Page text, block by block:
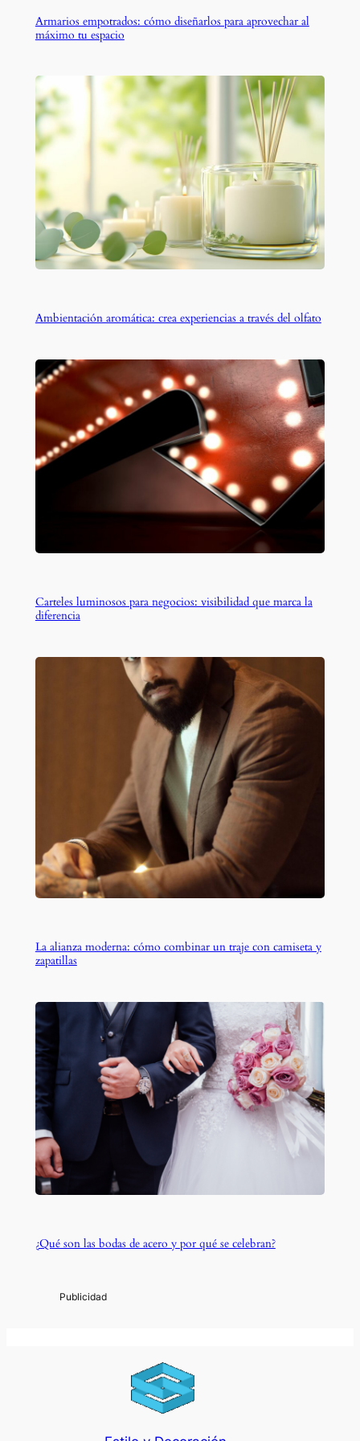
Armarios empotrados: cómo diseñarlos para aprovechar al
máximo tu espacio
Ambientación aromática: crea experiencias a través del olfato
Carteles luminosos para negocios: visibilidad que marca la
diferencia
La alianza moderna: cómo combinar un traje con camiseta y
zapatillas
¿Qué son las bodas de acero y por qué se celebran?